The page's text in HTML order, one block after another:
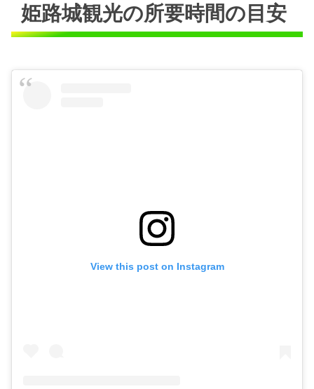
姫路城観光の所要時間の目安
View this post on Instagram